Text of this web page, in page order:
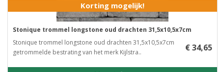
Korting mogelijk!
Stonique trommel longstone oud drachten 31,5x10,5x7cm
Stonique trommel longstone oud drachten 31,5x10,5x7cm ​
getrommelde bestrating van het merk Kijlstra..
€ 34,65